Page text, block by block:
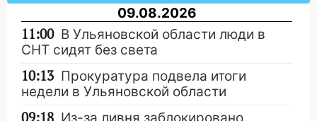
09.08.2026
11:00 В Ульяновской области люди в
СНТ сидят без света
10:13 Прокуратура подвела итоги
недели в Ульяновской области